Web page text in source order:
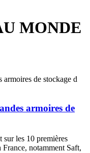
MONDE
armoires de
sur les 10 premières
France, notamment Saft,